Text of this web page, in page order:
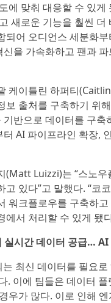
에 맞춰 대응할 수 있
새로운 기능을 훨씬
되어 오디언스 세분화
신을 가속화하고 팬과
케이틀린 하퍼티
출처를 구축하기 위
반으로 데이터를 구
AI 파이프라인 확장,
(Matt Luizzi)는 “스노
있다”고 말했다. “
워크플로우를 구축하
서 처리할 수 있게 됐
시간 데이터 공급…
최신 데이터를 필요
. 이에 팀들은 데이터
우가 많다. 이로 인해